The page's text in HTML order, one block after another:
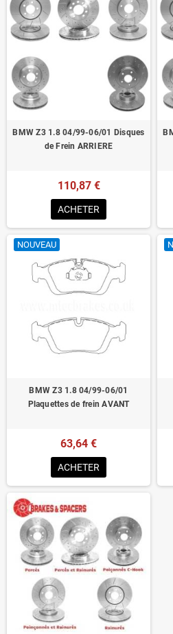
Dimensions d'origine respectées
Installation en lieu et place.
Homologué pour le contrôle
BMW Z3 1.8 04/99-06/01 Disques
de Frein ARRIERE
110,87 €
ACHETER
NOUVEAU
BMW Z3 1.8 04/99-06/01
Plaquettes de frein AVANT
63,64 €
ACHETER